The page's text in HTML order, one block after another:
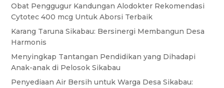
Obat Penggugur Kandungan Alodokter Rekomendasi
Cytotec 400 mcg Untuk Aborsi Terbaik
Karang Taruna Sikabau: Bersinergi Membangun Desa
Harmonis
Menyingkap Tantangan Pendidikan yang Dihadapi
Anak-anak di Pelosok Sikabau
Penyediaan Air Bersih untuk Warga Desa Sikabau: